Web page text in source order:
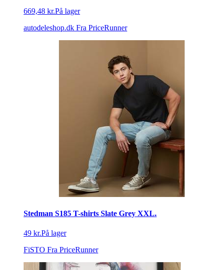
669,48 kr.På lager
autodeleshop.dk Fra PriceRunner
Stedman S185 T-shirts Slate Grey XXL.
49 kr.På lager
FiSTO Fra PriceRunner